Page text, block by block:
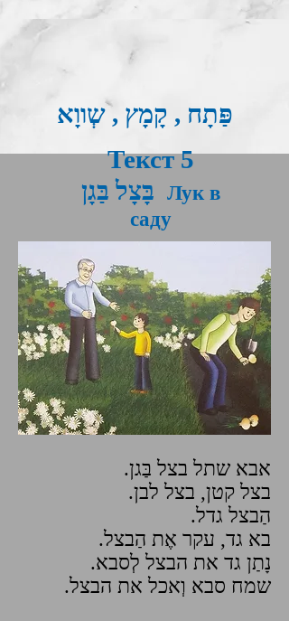
פַּתָח , קָמָץ , שְווָא
Текст 5
Лук в
саду
אבא שתל בצל בַּגן.
בצל קטן, בצל לבן.
הַבצל גדל.
בא גד, עקר אֶת הַבצל.
נָתַן גד את הבצל לְסבא.
שמח סבא וְאכל את הבצל.